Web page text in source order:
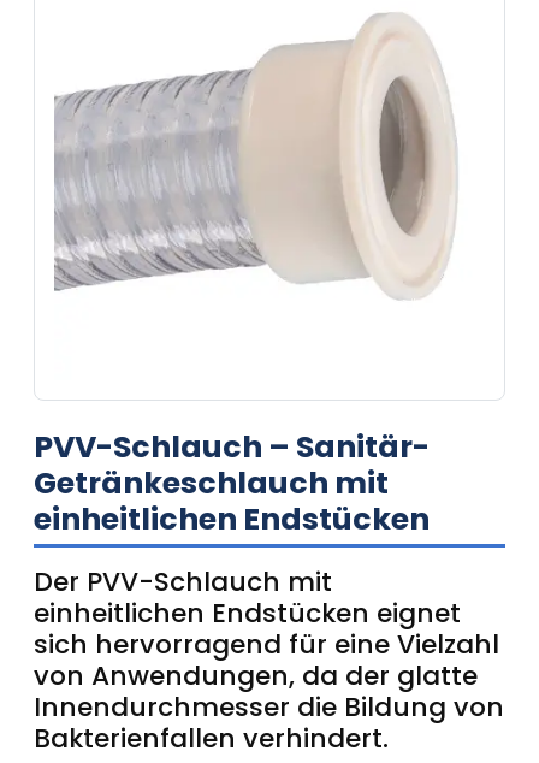
PVV-Schlauch – Sanitär-
Getränkeschlauch mit
einheitlichen Endstücken
Der PVV-Schlauch mit
einheitlichen Endstücken eignet
sich hervorragend für eine Vielzahl
von Anwendungen, da der glatte
Innendurchmesser die Bildung von
Bakterienfallen verhindert.